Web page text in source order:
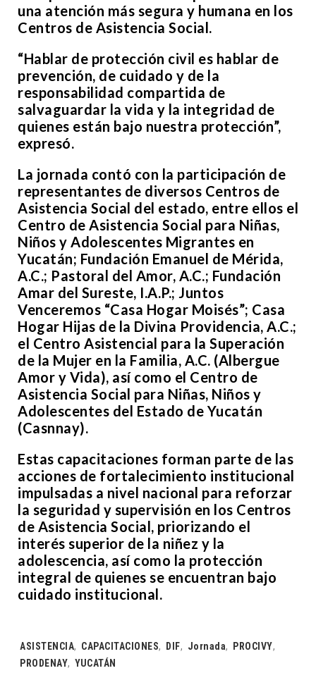
una atención más segura y humana en los
Centros de Asistencia Social.
“Hablar de protección civil es hablar de
prevención, de cuidado y de la
responsabilidad compartida de
salvaguardar la vida y la integridad de
quienes están bajo nuestra protección”,
expresó.
La jornada contó con la participación de
representantes de diversos Centros de
Asistencia Social del estado, entre ellos el
Centro de Asistencia Social para Niñas,
Niños y Adolescentes Migrantes en
Yucatán; Fundación Emanuel de Mérida,
A.C.; Pastoral del Amor, A.C.; Fundación
Amar del Sureste, I.A.P.; Juntos
Venceremos “Casa Hogar Moisés”; Casa
Hogar Hijas de la Divina Providencia, A.C.;
el Centro Asistencial para la Superación
de la Mujer en la Familia, A.C. (Albergue
Amor y Vida), así como el Centro de
Asistencia Social para Niñas, Niños y
Adolescentes del Estado de Yucatán
(Casnnay).
Estas capacitaciones forman parte de las
acciones de fortalecimiento institucional
impulsadas a nivel nacional para reforzar
la seguridad y supervisión en los Centros
de Asistencia Social, priorizando el
interés superior de la niñez y la
adolescencia, así como la protección
integral de quienes se encuentran bajo
cuidado institucional.
Tags:
ASISTENCIA, CAPACITACIONES, DIF, Jornada, PROCIVY,
PRODENAY, YUCATÁN